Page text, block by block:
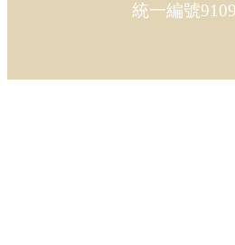
統一編號